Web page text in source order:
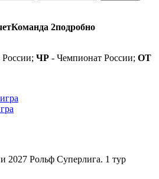
Команда 2подробно
ЧР - Чемпионат России; ОТ
2027 Рольф Суперлига. 1 тур